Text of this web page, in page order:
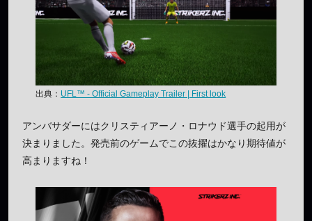
出典： UFL™ - Official Gameplay Trailer | First look
アンバサダーにはクリスティアーノ・ロナウド選手の起用が
決まりました。発売前のゲームでこの抜擢はかなり期待値が
高まりますね！